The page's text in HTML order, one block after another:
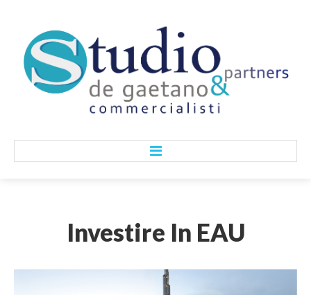
Lo Studio
Investire In EAU